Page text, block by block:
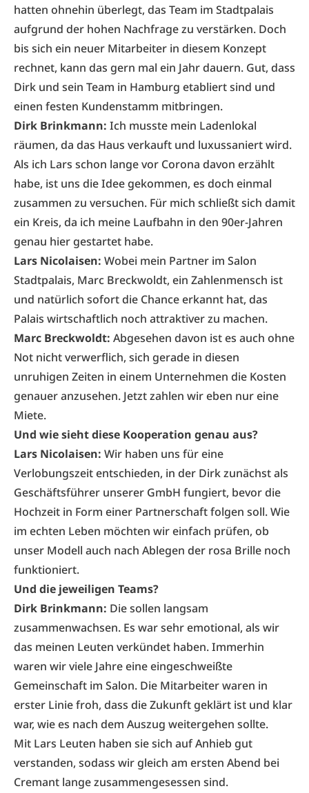
hatten ohnehin überlegt, das Team im Stadtpalais
aufgrund der hohen Nachfrage zu verstärken. Doch
bis sich ein neuer Mitarbeiter in diesem Konzept
rechnet, kann das gern mal ein Jahr dauern. Gut, dass
Dirk und sein Team in Hamburg etabliert sind und
einen festen Kundenstamm mitbringen.
Dirk Brinkmann: Ich musste mein Ladenlokal
räumen, da das Haus verkauft und luxussaniert wird.
Als ich Lars schon lange vor Corona davon erzählt
habe, ist uns die Idee gekommen, es doch einmal
zusammen zu versuchen. Für mich schließt sich damit
ein Kreis, da ich meine Laufbahn in den 90er-Jahren
genau hier gestartet habe.
Lars Nicolaisen: Wobei mein Partner im Salon
Stadtpalais, Marc Breckwoldt, ein Zahlenmensch ist
und natürlich sofort die Chance erkannt hat, das
Palais wirtschaftlich noch attraktiver zu machen.
Marc Breckwoldt: Abgesehen davon ist es auch ohne
Not nicht verwerflich, sich gerade in diesen
unruhigen Zeiten in einem Unternehmen die Kosten
genauer anzusehen. Jetzt zahlen wir eben nur eine
Miete.
Und wie sieht diese Kooperation genau aus?
Lars Nicolaisen: Wir haben uns für eine
Verlobungszeit entschieden, in der Dirk zunächst als
Geschäftsführer unserer GmbH fungiert, bevor die
Hochzeit in Form einer Partnerschaft folgen soll. Wie
im echten Leben möchten wir einfach prüfen, ob
unser Modell auch nach Ablegen der rosa Brille noch
funktioniert.
Und die jeweiligen Teams?
Dirk Brinkmann: Die sollen langsam
zusammenwachsen. Es war sehr emotional, als wir
das meinen Leuten verkündet haben. Immerhin
waren wir viele Jahre eine eingeschweißte
Gemeinschaft im Salon. Die Mitarbeiter waren in
erster Linie froh, dass die Zukunft geklärt ist und klar
war, wie es nach dem Auszug weitergehen sollte.
Mit Lars Leuten haben sie sich auf Anhieb gut
verstanden, sodass wir gleich am ersten Abend bei
Cremant lange zusammengesessen sind.